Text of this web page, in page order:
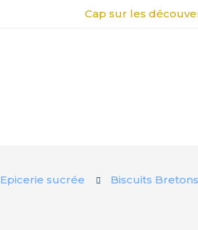
Cap sur les
Epicerie sucrée Biscuits Bretons